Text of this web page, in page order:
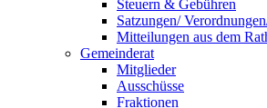
Steuern & Gebühren
Satzungen/
Mitteilungen aus dem
Gemeinderat
Mitglieder
Ausschüsse
Fraktionen